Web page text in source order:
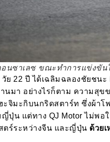
นซาเลซ ขณะทำการแข่งขัน
วัย 22 ปี ได้เฉลิมฉลองชัยชน
นมา อย่างไรก็ตาม ความสุข
ะจิมะกิบนกริดสตาร์ท ซึ่งผ้า
ปุ่น แต่ทาง QJ Motor ไม่พอใ
ตร์ระหว่างจีน และญี่ปุ่น ด้วย